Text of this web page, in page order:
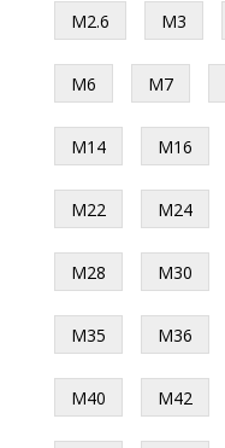
М2.6 М3
М6 М7
М14 М16
М22 М24
М28 М30
М35 М36
М40 М42